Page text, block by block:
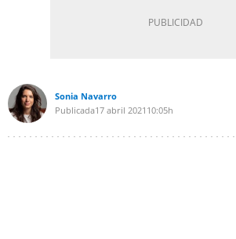
Sonia Navarro
Publicada17 abril 2021 10:05h